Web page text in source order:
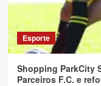
Esporte
Shopping ParkCity
Parceiros F.C. e